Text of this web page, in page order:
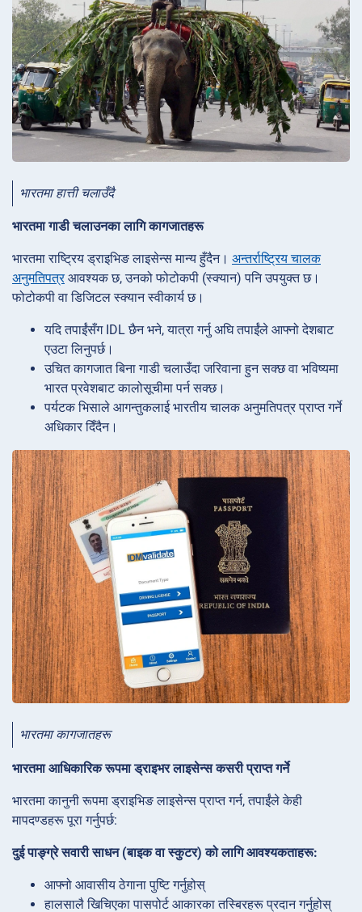
भारतमा हात्ती चलाउँदै
भारतमा गाडी चलाउनका लागि कागजातहरू
भारतमा राष्ट्रिय ड्राइभिङ लाइसेन्स मान्य हुँदैन। अन्तर्राष्ट्रिय चालक
अनुमतिपत्रआवश्यक छ, उनको फोटोकपी (स्क्यान) पनि उपयुक्त छ।
फोटोकपी वा डिजिटल स्क्यान स्वीकार्य छ।
यदि तपाईंसँग IDL छैन भने, यात्रा गर्नु अघि तपाईंले आफ्नो देशबाट
एउटा लिनुपर्छ।
उचित कागजात बिना गाडी चलाउँदा जरिवाना हुन सक्छ वा भविष्यमा
भारत प्रवेशबाट कालोसूचीमा पर्न सक्छ।
पर्यटक भिसाले आगन्तुकलाई भारतीय चालक अनुमतिपत्र प्राप्त गर्ने
अधिकार दिँदैन।
भारतमा कागजातहरू
भारतमा आधिकारिक रूपमा ड्राइभर लाइसेन्स कसरी प्राप्त गर्ने
भारतमा कानुनी रूपमा ड्राइभिङ लाइसेन्स प्राप्त गर्न, तपाईंले केही
मापदण्डहरू पूरा गर्नुपर्छ:
दुई पाङ्ग्रे सवारी साधन (बाइक वा स्कुटर) को लागि आवश्यकताहरू:
आफ्नो आवासीय ठेगाना पुष्टि गर्नुहोस्
हालसालै खिचिएका पासपोर्ट आकारका तस्बिरहरू प्रदान गर्नुहोस्